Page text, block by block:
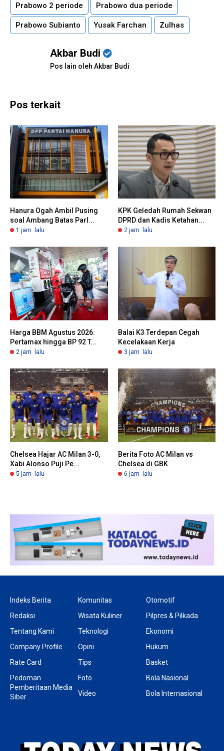
Prabowo 2 periode Prabowo dua periode
Prabowo Subianto Yusak Farchan Zulhas
Akbar Budi
Pos lain oleh Akbar Budi
Pos terkait
Hanura Ogah Ambil Pusing
soal Ambang Batas Parl...
1 jam lalu
KPK Geledah Rumah Sekwan
DPRD dan Kadis Ketahan...
2 jam lalu
Harga BBM Agustus 2026:
Pertamax hingga BP 92 T...
2 jam lalu
Balai K3 Terdepan Cegah
Kecelakaan Kerja
3 jam lalu
Chelsea Hajar AC Milan 3-0,
Xabi Alonso Puji Pe...
5 jam lalu
Berita Foto AC Milan vs
Chelsea di GBK
6 jam lalu
Indeks Berita
Redaksi
Tentang Kami
Company Profile
Rate Card
Pedoman
Pemberitaan Media
Siber
Komunitas
Wisata Kuliner
Teknologi
Opini
Tips
Foto
Video
Otomotif
Pilpres & Pilkada
Ekonomi
Hukum
Basket
Bola Nasional
Bola Internasional